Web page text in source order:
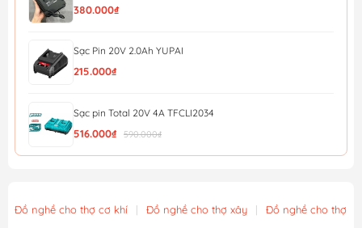
380.000₫
Sạc Pin 20V 2.0Ah YUPAI
215.000₫
Sạc pin Total 20V 4A TFCLI2034
516.000₫ 590.000₫
Đồ nghề cho thợ cơ khí | Đồ nghề cho thợ xây | Đồ nghề cho thợ